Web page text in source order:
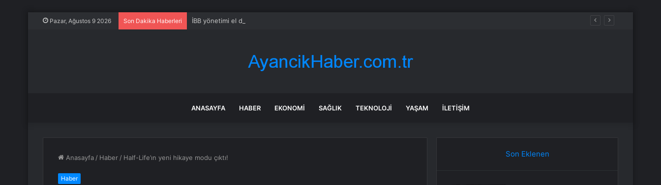
Pazar, Ağustos 9 2026 Son Dakika Haberleri İBB yönetimi el değiştirebilir mi? Kritik senaryoda 10 üye detayı
ANASAYFA HABER EKONOMI SAĞLIK TEKNOLOJI YAŞAM İLETIŞIM
Anasayfa / Haber / Half-Life’ın yeni hikaye modu çıktı!
Haber
Son Eklenen